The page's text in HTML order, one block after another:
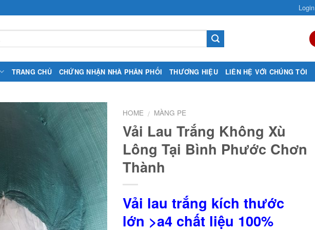
Login
TRANG CHỦ CHỨNG NHẬN NHÀ PHÂN PHỐI THƯƠNG HIỆU LIÊN HỆ VỚI CHÚNG TÔI
HOME / MÀNG PE
Vải Lau Trắng Không Xù
Lông Tại Bình Phước Chơn
Thành
Vải lau trắng kích thước
lớn >a4 chất liệu 100%